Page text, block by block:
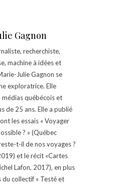
Gagnon
recherchiste,
machine à idées et
Julie Gagnon se
exploratrice. Elle
québécois et
de 25 ans. Elle a publié
les essais « Voyager
? » (Québec
t-il de nos voyages ?
et le récit «Cartes
Lafon, 2017), en plus
collectif « Testé et